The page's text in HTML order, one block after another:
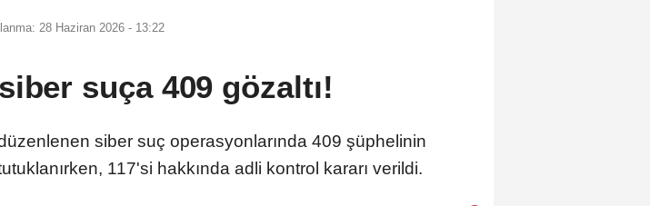
28 Haziran 2026 - 13:22
suça 409 gözaltı!
siber suç operasyonlarında 409 şüphelinin
117'si hakkında adli kontrol kararı verildi.